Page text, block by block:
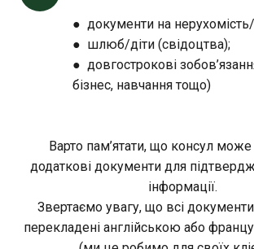
● документи на
● шлюб/діти (свідоцтва);
● довгострокові
бізнес, навчання тощо)
Варто пам’ятати, що консул може
додаткові документи для
інформації.
Звертаємо увагу, що всі
перекладені англійською або